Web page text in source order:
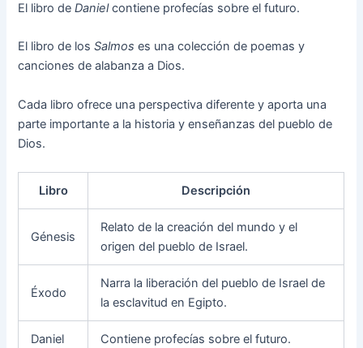
El libro deDanielcontiene profecías sobre el futuro.
El libro de losSalmos es una colección de poemas y
canciones de alabanza a Dios.
Cada libro ofrece una perspectiva diferente y aporta una
parte importante a la historia y enseñanzas del pueblo de
Dios.
Libro Descripción
Génesis
Relato de la creación del mundo y el
origen del pueblo de Israel.
Éxodo
Narra la liberación del pueblo de Israel de
la esclavitud en Egipto.
Daniel Contiene profecías sobre el futuro.